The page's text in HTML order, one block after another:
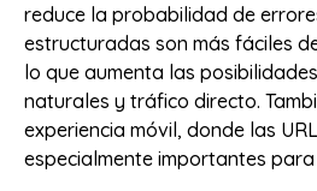
reduce la probabilidad de
estructuradas son más fáciles
lo que aumenta las
naturales y tráfico directo.
experiencia móvil, donde las
especialmente importantes